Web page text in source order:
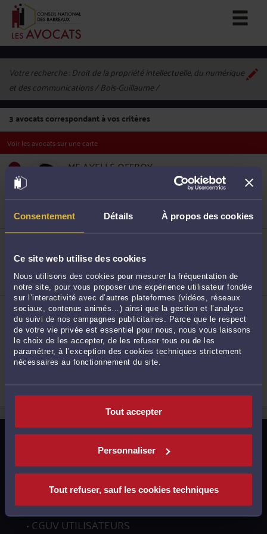
Consentement Détails À propos des cookies
Ce site web utilise des cookies
Nous utilisons des cookies pour mesurer la fréquentation de
notre site, pour vous proposer une expérience utilisateur fondée
sur l’interactivité avec d’autres plateformes (vidéos, réseaux
sociaux, contenus animés…) ainsi que la gestion et l’analyse
du suivi de nos campagnes publicitaires. Parce que le respect
de votre vie privée est essentiel pour nous, nous vous laissons
le choix de les accepter, de les refuser tous ou de les
paramétrer, à l’exception des cookies techniques strictement
nécessaires au fonctionnement du site.
Tout accepter
Personnaliser
Tout refuser, sauf les cookies techniques
Votre recherche :Droit de la propriété intellectuelle, du numérique
et des communications / Bois-Guillaume
3avocats correspondant à vos critères
Voir les avocats sur une carte
1
ME AXELLE OFFROY
992 rue Augustin Fresnel 76230 BOIS GUILLAUME
Droit de la propriété intellectuelle
Droit de la protection des données personnelles
Droit de l'informatique et des télécommunications
2
Accepte les consultations vidéo
Droit du numérique et des communications
Droit de la propriété intellectuelle
3
ME BASTIEN MASSON
91 avenue Antoine de Saint Exupéry 76230 BOIS
GUILLAUME
Accepte les consultations vidéo
Droit du numérique et des communications
Droit commercial, des affaires et de la concurrence
MENTIONS LÉGALES
POLITIQUE DE CONFIDENTIALITÉ
POLITIQUE DES COOKIES
CGU AVOCATS
CGUV UTILISATEURS